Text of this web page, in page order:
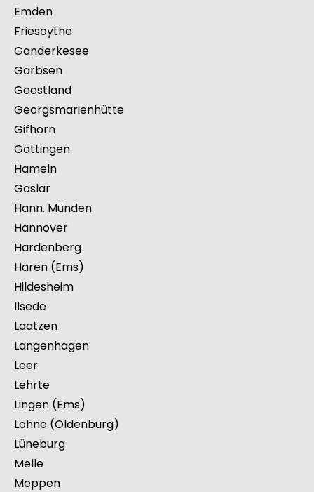
Emden
Friesoythe
Ganderkesee
Garbsen
Geestland
Georgsmarienhütte
Gifhorn
Göttingen
Hameln
Goslar
Hann. Münden
Hannover
Hardenberg
Haren (Ems)
Hildesheim
Ilsede
Laatzen
Langenhagen
Leer
Lehrte
Lingen (Ems)
Lohne (Oldenburg)
Lüneburg
Melle
Meppen